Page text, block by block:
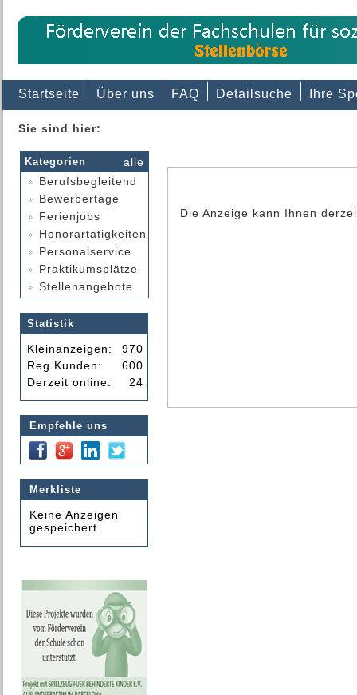
Startseite Über uns FAQ Detailsuche Ihre
Sie sind hier:
Kategorien
alle
Berufsbegleitend
Bewerbertage
Ferienjobs
Honorartätigkeiten
Personalservice
Praktikumsplätze
Stellenangebote
Statistik
Kleinanzeigen:
970
Reg.Kunden:
600
Derzeit online:
24
Empfehle uns
Merkliste
Keine Anzeigen
gespeichert.
Die Anzeige kann Ihnen